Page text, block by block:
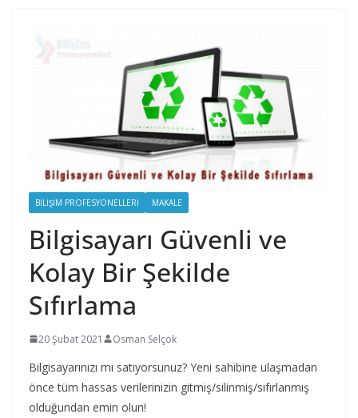
BILIŞIM PROFESYONELLERI MAKALE
Bilgisayarı Güvenli ve
Kolay Bir Şekilde
Sıfırlama
20 Şubat 2021 Osman Selçok
Bilgisayarınızı mı satıyorsunuz? Yeni sahibine ulaşmadan
önce tüm hassas verilerinizin gitmiş/silinmiş/sıfırlanmış
olduğundan emin olun!